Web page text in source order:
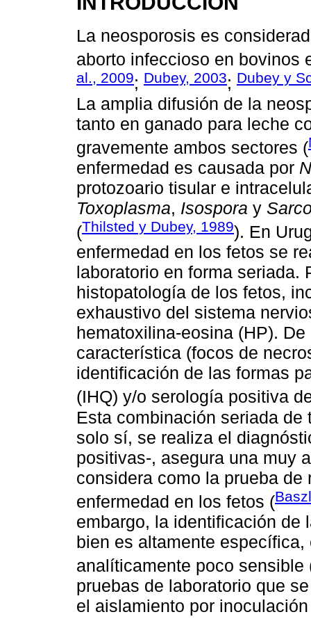
La neosporosis es
aborto infeccioso en bovinos
al., 2009; Dubey, 2003; Dubey y
La amplia difusión de la
tanto en ganado para leche
gravemente ambos sectores (
enfermedad es causada por
protozoario tisular e
Toxoplasma, Isospora y
(Thilsted y Dubey, 1989). En
enfermedad en los fetos se
laboratorio en forma seriada.
histopatología de los fetos,
exhaustivo del sistema
hematoxilina-eosina (HP).
característica (focos de
identificación de las formas
(IHQ) y/o serología positiva
Esta combinación seriada
solo sí, se realiza el
positivas-, asegura una muy
considera como la prueba
enfermedad en los fetos (
embargo, la identificación de
bien es altamente
analíticamente poco sensible
pruebas de laboratorio que
el aislamiento por